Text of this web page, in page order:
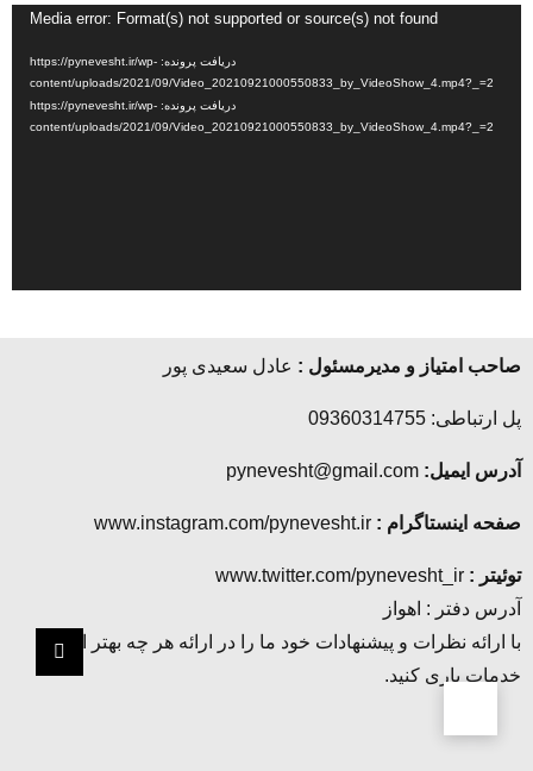
Media error: Format(s) not supported or source(s) not found
دریافت پرونده: https://pynevesht.ir/wp-
content/uploads/2021/09/Video_20210921000550833_by_VideoShow_4.mp4?_=2
دریافت پرونده: https://pynevesht.ir/wp-
content/uploads/2021/09/Video_20210921000550833_by_VideoShow_4.mp4?_=2
صاحب امتیاز و مدیرمسئول : عادل سعیدی پور
پل ارتباطی: 09360314755
آدرس ایمیل:
صفحه اینستاگرام :
توئیتر :
آدرس دفتر : اهواز
با ارائه نظرات و پیشنهادات خود ما را در ارائه هر چه بهتر این
خدمات یاری کنید.